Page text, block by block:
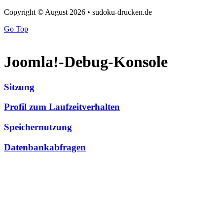
Copyright © August 2026 • sudoku-drucken.de
Go Top
Joomla!-Debug-Konsole
Sitzung
Profil zum Laufzeitverhalten
Speichernutzung
Datenbankabfragen